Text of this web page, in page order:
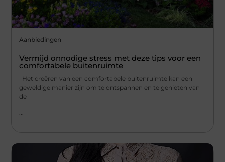
Aanbiedingen
Vermijd onnodige stress met deze tips voor een
comfortabele buitenruimte
Het creëren van een comfortabele buitenruimte kan een
geweldige manier zijn om te ontspannen en te genieten van
de
...